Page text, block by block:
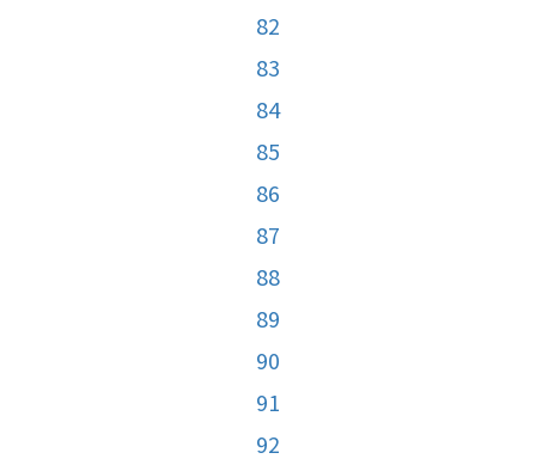
82
83
84
85
86
87
88
89
90
91
92